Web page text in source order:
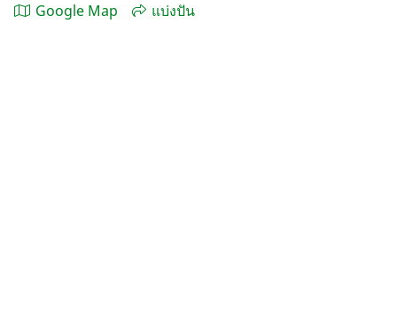
Google Map แบ่งปัน